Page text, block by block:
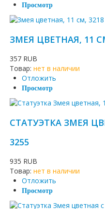
Просмотр
ЗМЕЯ ЦВЕТНАЯ, 11
357 RUB
Товар: нет в наличии
Отложить
Просмотр
СТАТУЭТКА ЗМЕЯ
3255
935 RUB
Товар: нет в наличии
Отложить
Просмотр